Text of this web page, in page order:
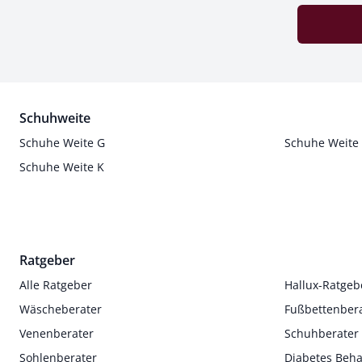
Schuhweite
Schuhe Weite G
Schuhe Weite
Schuhe Weite K
Ratgeber
Alle Ratgeber
Hallux-
Wäscheberater
Venenberater
Schuhberater
Sohlenberater
Diabetes